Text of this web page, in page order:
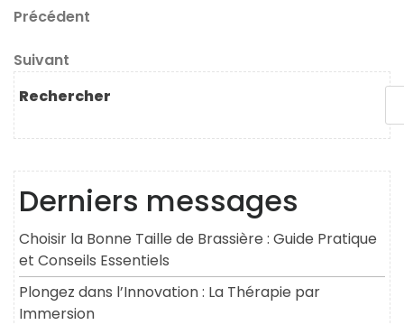
Navigation
de
l’article
Article
Précédent
Article
suivant
Suivant
Rechercher
Derniers messages
Choisir la Bonne Taille de Brassière : Guide Pratique
et Conseils Essentiels
Plongez dans l’Innovation : La Thérapie par
Immersion